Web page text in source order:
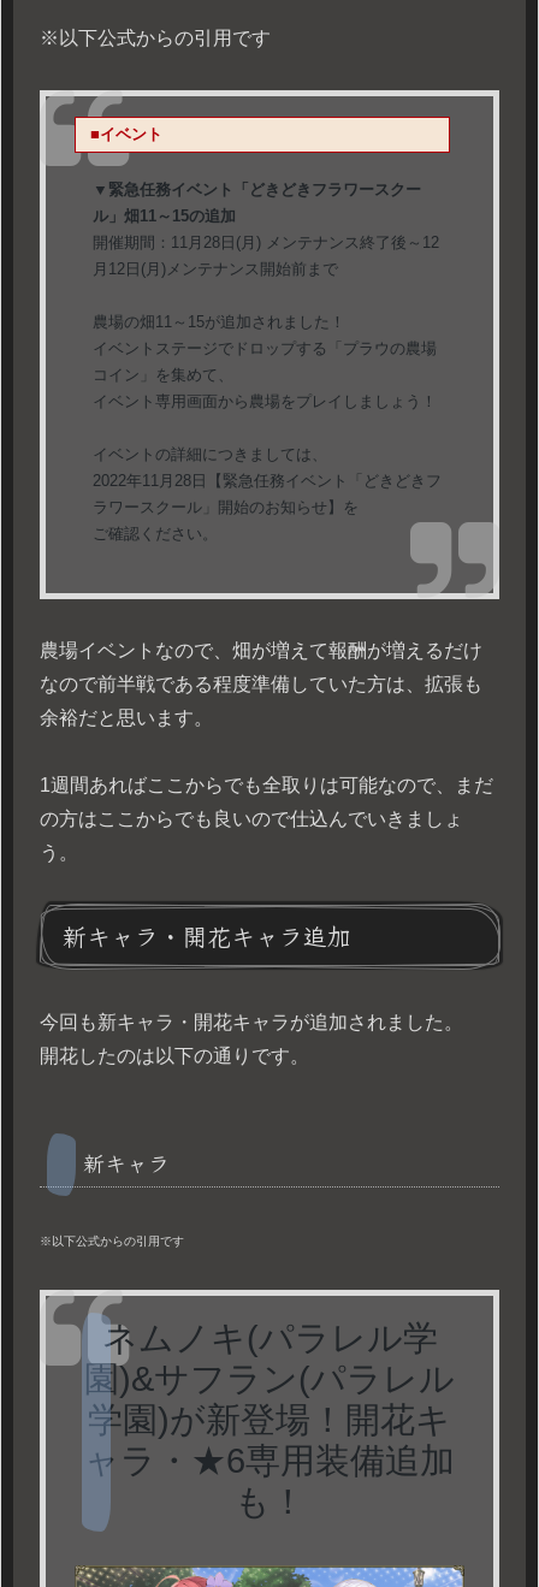
※以下公式からの引用です
■イベント
▼緊急任務イベント「どきどきフラワースクー
ル」畑11～15の追加
開催期間：11月28日(月) メンテナンス終了後～12
月12日(月)メンテナンス開始前まで
農場の畑11～15が追加されました！
イベントステージでドロップする「プラウの農場
コイン」を集めて、
イベント専用画面から農場をプレイしましょう！
イベントの詳細につきましては、
2022年11月28日【緊急任務イベント「どきどきフ
ラワースクール」開始のお知らせ】を
ご確認ください。
農場イベントなので、畑が増えて報酬が増えるだけ
なので前半戦である程度準備していた方は、拡張も
余裕だと思います。
1週間あればここからでも全取りは可能なので、まだ
の方はここからでも良いので仕込んでいきましょ
う。
新キャラ・開花キャラ追加
今回も新キャラ・開花キャラが追加されました。
開花したのは以下の通りです。
新キャラ
※以下公式からの引用です
ネムノキ(パラレル学
園)&サフラン(パラレル
学園)が新登場！開花キ
ャラ・★6専用装備追加
も！